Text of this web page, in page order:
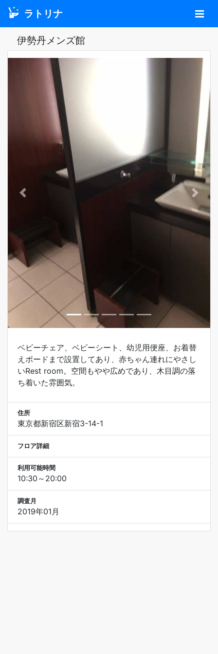
ラトリナ
伊勢丹メンズ館
Previous Next
ベビーチェア、ベビーシート、幼児用便座、お着替
えボードまで設置してあり、赤ちゃん連れにやさし
いRest room。空間もやや広めであり、木目調の落
ち着いた雰囲気。
住所
東京都新宿区新宿3-14-1
フロア詳細
利用可能時間
10:30～20:00
調査月
2019年01月